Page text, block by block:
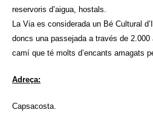
reservoris d’aigua, hostals.
La Via es considerada un Bé Cultural
doncs una passejada a través de 2.000
camí que té molts d’encants amagats
Adreça:
Capsacosta.